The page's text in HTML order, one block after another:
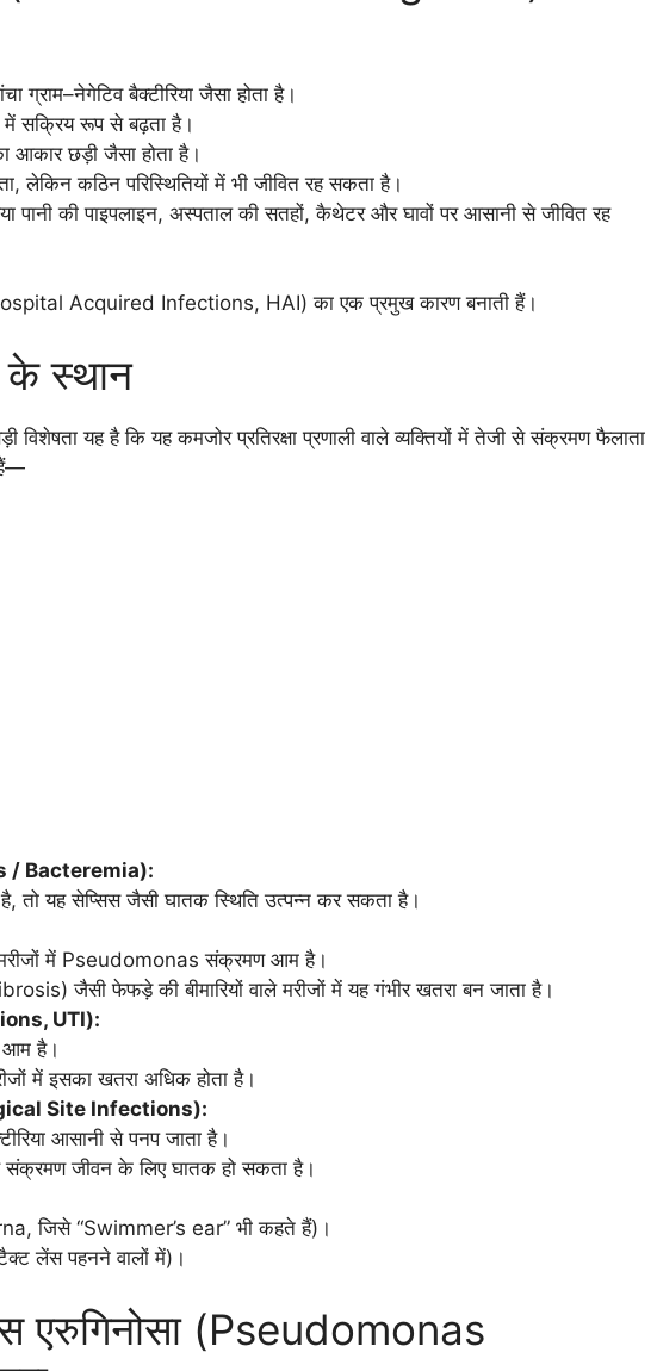
ग्राम–नेगेटिव बैक्टीरिया जैसा होता है।
सक्रिय रूप से बढ़ता है।
आकार छड़ी जैसा होता है।
लेकिन कठिन परिस्थितियों में भी जीवित रह सकता है।
पानी की पाइपलाइन, अस्पताल की सतहों, कैथेटर और घावों पर आसानी से जीवित रह
Acquired Infections, HAI) का एक प्रमुख कारण बनाती हैं।
के स्थान
यह है कि यह कमजोर प्रतिरक्षा प्रणाली वाले व्यक्तियों में तेजी से संक्रमण फैलाता
/ Bacteremia):
तो यह सेप्सिस जैसी घातक स्थिति उत्पन्न कर सकता है।
में Pseudomonas संक्रमण आम है।
जैसी फेफड़े की बीमारियों वाले मरीजों में यह गंभीर खतरा बन जाता है।
UTI):
आम है।
में इसका खतरा अधिक होता है।
Site Infections):
आसानी से पनप जाता है।
जीवन के लिए घातक हो सकता है।
जिसे “Swimmer’s ear” भी कहते हैं)।
लेंस पहनने वालों में)।
एरुगिनोसा (Pseudomonas